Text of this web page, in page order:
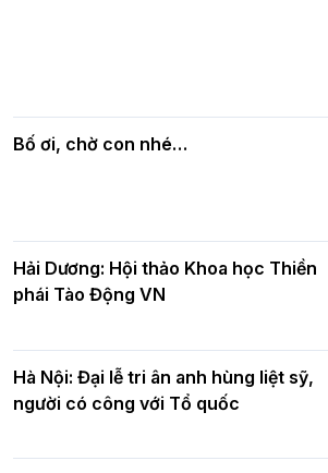
nhân mùa Phật đản PL.2570
Phật giáo chính tín
quả
Bố ơi, chờ con nhé…
Hải Dương: Hội thảo Khoa học Thiền
phái Tào Động VN
Hà Nội: Đại lễ tri ân anh hùng liệt sỹ,
người có công với Tổ quốc